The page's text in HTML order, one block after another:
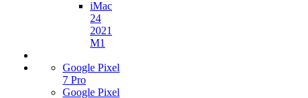
iMac
24
2021
M1
Google Pixel
7 Pro
Google Pixel